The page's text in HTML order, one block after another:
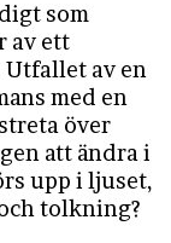
som
av ett
Utfallet av en
med en
över
att ändra i
upp i ljuset,
tolkning?